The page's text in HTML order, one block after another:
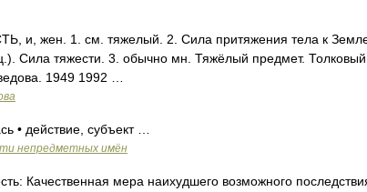
и, жен. 1. см. тяжелый. 2. Сила притяжения тела к Земле
Сила тяжести. 3. обычно мн. Тяжёлый предмет. Толковый
1949 1992 …
• действие, субъект …
непредметных имён
Качественная мера наихудшего возможного